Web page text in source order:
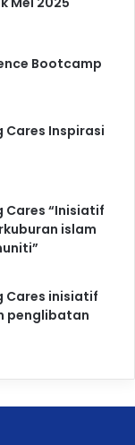
Bootcamp
Cares Inspirasi
Cares “Inisiatif
islam
Cares inisiatif
penglibatan